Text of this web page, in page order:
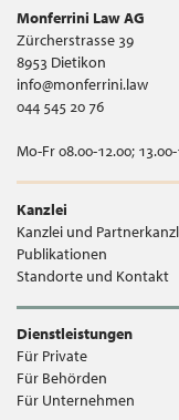
Monferrini Law AG
Zürcherstrasse 39
8953 Dietikon
info@monferrini.law
044 545 20 76
Mo-Fr 08.00-12.00;
Kanzlei
Kanzlei und
Publikationen
Standorte und Kontakt
Dienstleistungen
Für Private
Für Behörden
Für Unternehmen